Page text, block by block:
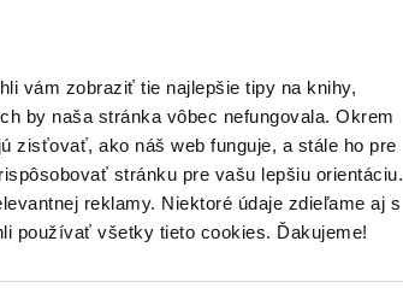
vám zobraziť tie najlepšie tipy na knihy,
by naša stránka vôbec nefungovala. Okrem
zisťovať, ako náš web funguje, a stále ho pre
stránku pre vašu lepšiu orientáciu.
reklamy. Niektoré údaje zdieľame aj s
používať všetky tieto cookies. Ďakujeme!